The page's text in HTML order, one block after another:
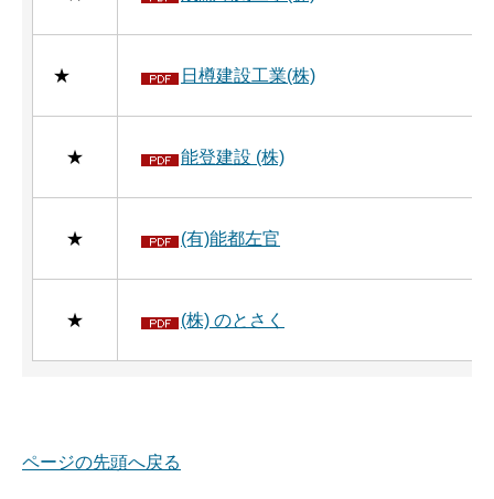
★ 日樽建設工業(株)
★ 能登建設 (株)
★ (有)能都左官
★ (株) のとさく
ページの先頭へ戻る